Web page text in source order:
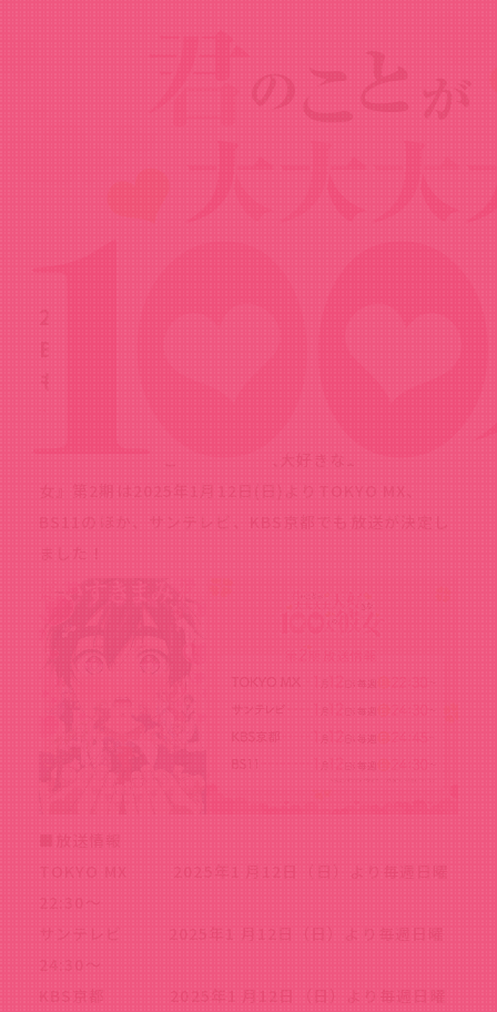
News
2025年1月12日(日)よりTOKYO MX、
BS11に加え、サンテレビ、KBS京都で
も放送決定！
TVアニメ『君のことが大大大大大好きな100人の彼
女』第2期は2025年1月12日(日)よりTOKYO MX、
BS11のほか、サンテレビ、KBS京都でも放送が決定し
ました！
■放送情報
TOKYO MX 2025年1 月12日（日）より毎週日曜
22:30～
サンテレビ 2025年1 月12日（日）より毎週日曜
24:30～
KBS京都 2025年1 月12日（日）より毎週日曜